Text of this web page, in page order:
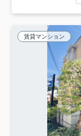
賃貸マンション